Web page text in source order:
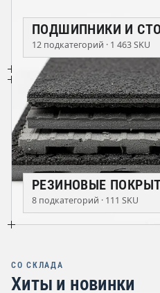
ПОДШИПНИКИ И
12 подкатегорий · 1 463 SKU
РЕЗИНОВЫЕ
8 подкатегорий · 111 SKU
СО СКЛАДА
Хиты и новинки